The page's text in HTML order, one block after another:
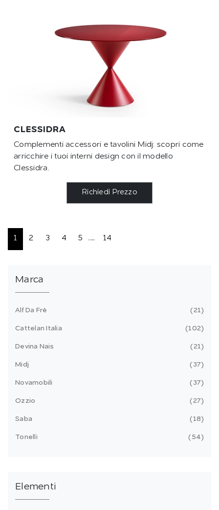
CLESSIDRA
Complementi accessori e tavolini Midj: scopri come
arricchire i tuoi interni design con il modello
Clessidra.
Richiedi Prezzo
1 2 3 4 5 .... 14
Marca
Alf Da Frè 21
Cattelan Italia 102
Devina Nais 21
Midj 37
Novamobili 37
Ozzio 27
Saba 18
Tonelli 54
Elementi